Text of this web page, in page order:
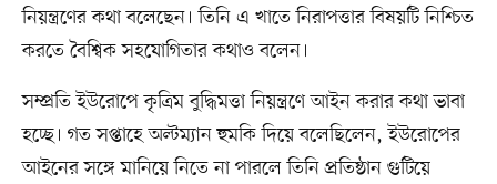
নিয়ন্ত্রণের কথা বলেছেন। তিনি এ খাতে নিরাপত্তার বিষয়টি নিশ্চিত
করতে বৈশ্বিক সহযোগিতার কথাও বলেন।
সম্প্রতি ইউরোপে কৃত্রিম বুদ্ধিমত্তা নিয়ন্ত্রণে আইন করার কথা ভাবা
হচ্ছে। গত সপ্তাহে অল্টম্যান হুমকি দিয়ে বলেছিলেন, ইউরোপের
আইনের সঙ্গে মানিয়ে নিতে না পারলে তিনি প্রতিষ্ঠান গুটিয়ে